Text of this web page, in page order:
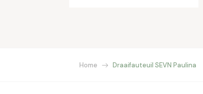
Home Draaifauteuil SEVN Paulina